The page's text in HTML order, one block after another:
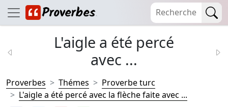
L'aigle a été percé
avec ...
Proverbes Thémes
Proverbe turc
L'aigle a été percé avec la flèche faite avec ...